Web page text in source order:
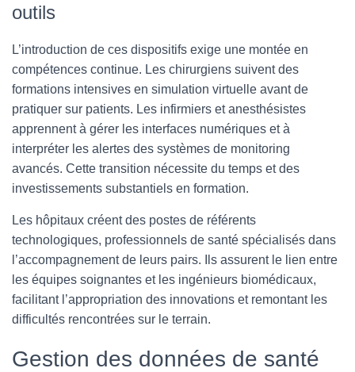
outils
L’introduction de ces dispositifs exige une montée en
compétences continue. Les chirurgiens suivent des
formations intensives en simulation virtuelle avant de
pratiquer sur patients. Les infirmiers et anesthésistes
apprennent à gérer les interfaces numériques et à
interpréter les alertes des systèmes de monitoring
avancés. Cette transition nécessite du temps et des
investissements substantiels en formation.
Les hôpitaux créent des postes de référents
technologiques, professionnels de santé spécialisés dans
l’accompagnement de leurs pairs. Ils assurent le lien entre
les équipes soignantes et les ingénieurs biomédicaux,
facilitant l’appropriation des innovations et remontant les
difficultés rencontrées sur le terrain.
Gestion des données de santé